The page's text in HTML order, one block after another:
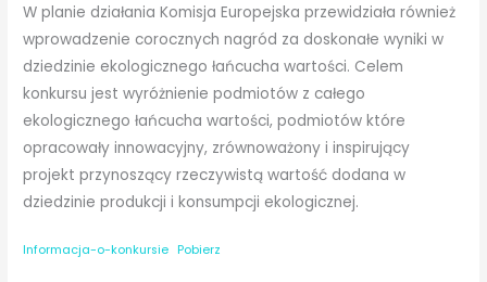
W planie działania Komisja Europejska przewidziała również
wprowadzenie corocznych nagród za doskonałe wyniki w
dziedzinie ekologicznego łańcucha wartości. Celem
konkursu jest wyróżnienie podmiotów z całego
ekologicznego łańcucha wartości, podmiotów które
opracowały innowacyjny, zrównoważony i inspirujący
projekt przynoszący rzeczywistą wartość dodana w
dziedzinie produkcji i konsumpcji ekologicznej.
Informacja-o-konkursie Pobierz